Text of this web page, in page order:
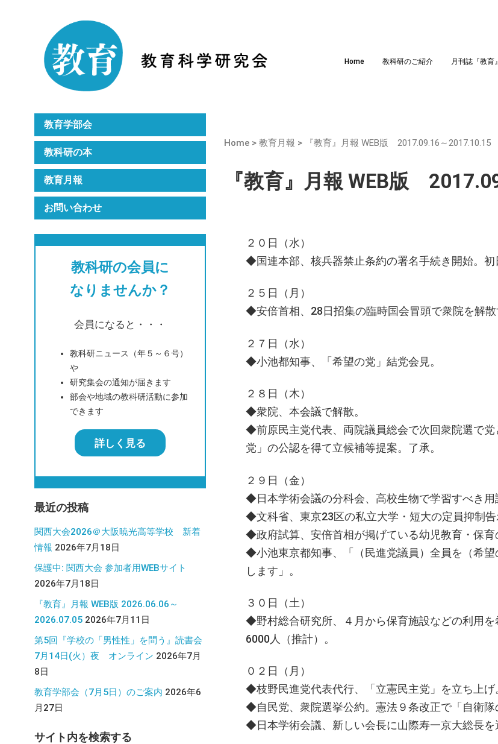
Home 教科研のご紹介 月刊誌『教育』
Home > 教育月報 > 『教育』月報 WEB版 2017.09.16～2017.10.15
『教育』月報 WEB版
２０日（水）
◆国連本部、核兵器禁止条約の署名手続き開始。初
２５日（月）
◆安倍首相、28日招集の臨時国会冒頭で衆院を解散
２７日（水）
◆小池都知事、「希望の党」結党会見。
２８日（木）
◆衆院、本会議で解散。
◆前原民主党代表、両院議員総会で次回衆院選で
党」の公認を得て立候補等提案。了承。
２９日（金）
◆日本学術会議の分科会、高校生物で学習すべき用
◆文科省、東京23区の私立大学・短大の定員抑制告
◆政府試算、安倍首相が掲げている幼児教育・保育
◆小池東京都知事、「（民進党議員）全員を（希
します」。
３０日（土）
◆野村総合研究所、４月から保育施設などの利用
6000人（推計）。
０２日（月）
◆枝野民進党代表代行、「立憲民主党」を立ち上げ
◆自民党、衆院選挙公約。憲法９条改正で「自衛隊
◆日本学術会議、新しい会長に山際寿一京大総長を
教科研のご紹介
月刊誌『教育』
教育学部会
教科研の本
教育月報
お問い合わせ
教科研の会員に
なりませんか？
会員になると・・・
教科研ニュース（年５～６号）
や
研究集会の通知が届きます
部会や地域の教科研活動に参加
できます
詳しく見る
最近の投稿
関西大会2026＠大阪暁光高等学校 新着
情報 2026年7月18日
保護中: 関西大会 参加者用WEBサイト
2026年7月18日
『教育』月報 WEB版 2026.06.06～
2026.07.05 2026年7月11日
第5回『学校の「男性性」を問う』読書会
7月14日(火）夜 オンライン 2026年7月
8日
教育学部会（7月5日）のご案内 2026年6
月27日
サイト内を検索する